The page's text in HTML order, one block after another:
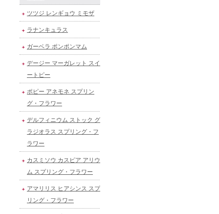
ツツジ レンギョウ ミモザ
ラナンキュラス
ガーベラ ポンポンマム
デージー マーガレット スイ
ートピー
ポピー アネモネ スプリン
グ・フラワー
デルフィニウム ストック グ
ラジオラス スプリング・フ
ラワー
カスミソウ カスピア アリウ
ム スプリング・フラワー
アマリリス ヒアシンス スプ
リング・フラワー